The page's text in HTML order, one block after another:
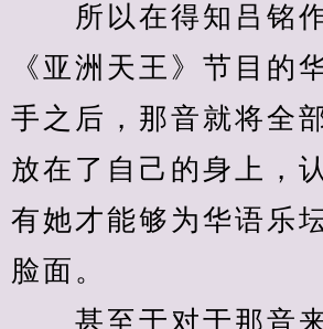
所以在得知吕铭作
《亚洲天王》节目的
手之后，那音就将全
放在了自己的身上，
有她才能够为华语乐
脸面。
甚至于对于那音来